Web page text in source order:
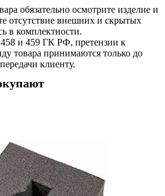
обязательно осмотрите изделие и
отсутствие внешних и скрытых
в комплектности.
458 и 459 ГК РФ, претензии к
товара принимаются только до
клиенту.